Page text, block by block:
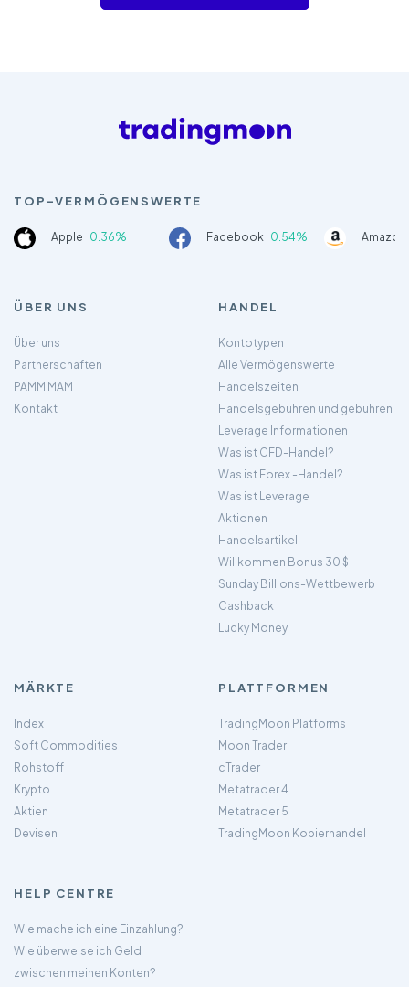
TOP-VERMÖGENSWERTE
Apple 0.36% Facebook 0.54%
ÜBER UNS
Über uns
Partnerschaften
PAMM MAM
Kontakt
HANDEL
Kontotypen
Alle Vermögenswerte
Handelszeiten
Handelsgebühren und gebühren
Leverage Informationen
Was ist CFD-Handel?
Was ist Forex -Handel?
Was ist Leverage
Aktionen
Handelsartikel
Willkommen Bonus 30 $
Sunday Billions-Wettbewerb
Cashback
Lucky Money
MÄRKTE
Index
Soft Commodities
Rohstoff
Krypto
Aktien
Devisen
PLATTFORMEN
TradingMoon Platforms
Moon Trader
cTrader
Metatrader 4
Metatrader 5
TradingMoon Kopierhandel
HELP CENTRE
Wie mache ich eine Einzahlung?
Wie überweise ich Geld
zwischen meinen Konten?